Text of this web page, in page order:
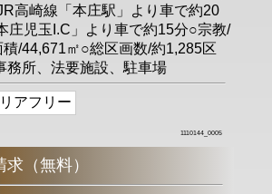
高崎線「本庄駅」より車で約20
庄児玉I.C」より車で約15分○宗教/
/44,671㎡○総区画数/約1,285区
務所、法要施設、駐車場
アフリー
1110144_0005
（無料）